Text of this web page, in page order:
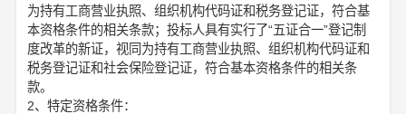
为持有工商营业执照、组织机构代码证和税务登记证，符合基
本资格条件的相关条款；投标人具有实行了“五证合一”登记制
度改革的新证，视同为持有工商营业执照、组织机构代码证和
税务登记证和社会保险登记证，符合基本资格条件的相关条
款。
2、特定资格条件：